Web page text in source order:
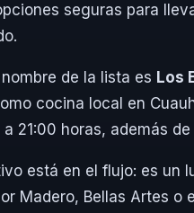
seguras para
de la lista es Los
cocina local en
21:00 horas, además
está en el flujo: es un
Madero, Bellas Artes o